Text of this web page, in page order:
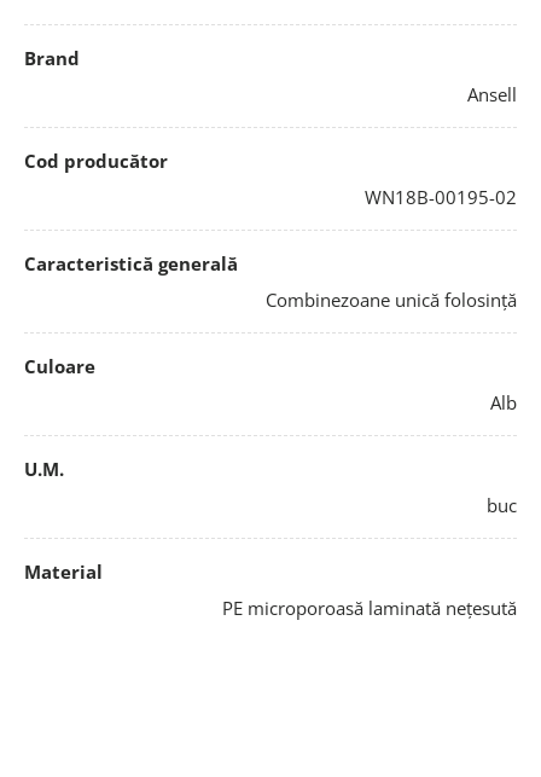
Brand
Ansell
Cod producător
WN18B-00195-02
Caracteristică generală
Combinezoane unică folosință
Culoare
Alb
U.M.
buc
Material
PE microporoasă laminată nețesută